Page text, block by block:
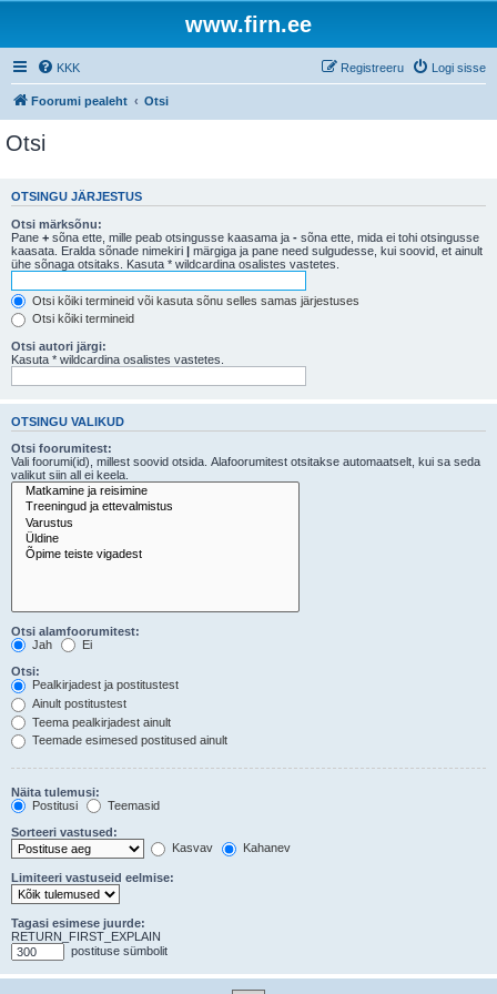
www.firn.ee
KKK Logi sisse
Registreeru
Foorumi pealeht Otsi
Otsi
OTSINGU JÄRJESTUS
Otsi märksõnu:
Pane + sõna ette, mille peab otsingusse kaasama ja - sõna ette, mida ei tohi otsingusse
kaasata. Eralda sõnade nimekiri | märgiga ja pane need sulgudesse, kui soovid, et ainult
ühe sõnaga otsitaks. Kasuta * wildcardina osalistes vastetes.
Otsi kõiki termineid või kasuta sõnu selles samas järjestuses
Otsi kõiki termineid
Otsi autori järgi:
Kasuta * wildcardina osalistes vastetes.
OTSINGU VALIKUD
Otsi foorumitest:
Vali foorumi(id), millest soovid otsida. Alafoorumitest otsitakse automaatselt, kui sa seda
valikut siin all ei keela.
Otsi alamfoorumitest:
Jah
Ei
Otsi:
Pealkirjadest ja postitustest
Ainult postitustest
Teema pealkirjadest ainult
Teemade esimesed postitused ainult
Näita tulemusi:
Postitusi
Teemasid
Sorteeri vastused:
Kasvav
Kahanev
Limiteeri vastuseid eelmise:
Tagasi esimese juurde:
RETURN_FIRST_EXPLAIN
postituse sümbolit